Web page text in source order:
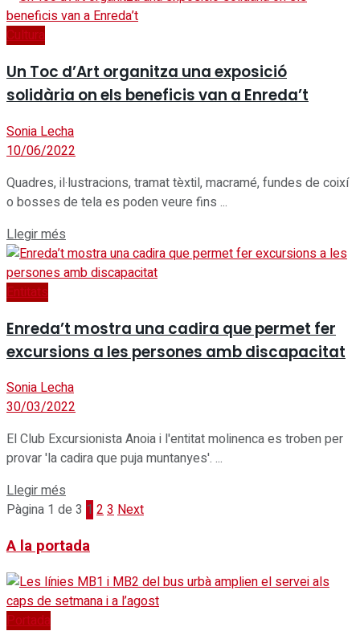
Cultura
Un Toc d’Art organitza una exposició
solidària on els beneficis van a Enreda’t
Sonia Lecha
10/06/2022
Quadres, il·lustracions, tramat tèxtil, macramé, fundes de coixí
o bosses de tela es poden veure fins ...
Llegir més
Entitats
Enreda’t mostra una cadira que permet fer
excursions a les persones amb discapacitat
Sonia Lecha
30/03/2022
El Club Excursionista Anoia i l'entitat molinenca es troben per
provar 'la cadira que puja muntanyes'. ...
Llegir més
Pàgina 1 de 3 1 23Next
A la portada
Portada